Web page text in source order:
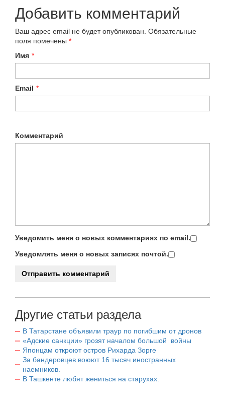
Добавить комментарий
Ваш адрес email не будет опубликован. Обязательные
поля помечены *
Имя *
Email *
Комментарий
Уведомить меня о новых комментариях по email.
Уведомлять меня о новых записях почтой.
Другие статьи раздела
В Татарстане объявили траур по погибшим от дронов
«Адские санкции» грозят началом большой войны
Японцам откроют остров Рихарда Зорге
За бандеровцев воюют 16 тысяч иностранных
наемников.
В Ташкенте любят жениться на старухах.